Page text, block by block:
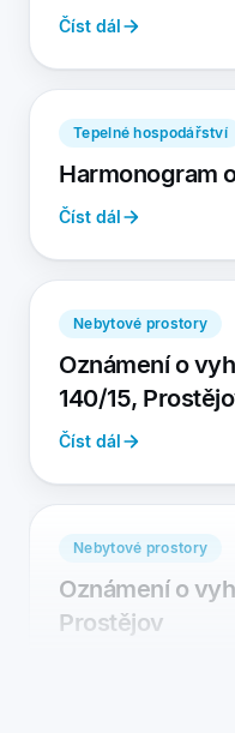
Číst dál
Tepelné hospodářství
Harmonogram
Číst dál
Nebytové prostory
Oznámení o
140/15,
Číst dál
Nebytové prostory
Oznámení o
Prostějov